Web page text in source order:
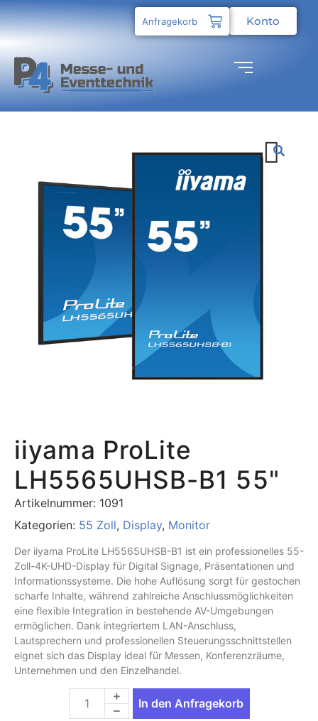
Konto
Anfragekorb
iiyama ProLite
LH5565UHSB-B1 55"
Artikelnummer: 1091
Kategorien: 55 Zoll, Display, Monitor
Der iiyama ProLite LH5565UHSB-B1 ist ein professionelles 55-
Zoll-4K-UHD-Display für Digital Signage, Präsentationen und
Informationssysteme. Die hohe Auflösung sorgt für gestochen
scharfe Inhalte, während zahlreiche Anschlussmöglichkeiten
eine flexible Integration in bestehende AV-Umgebungen
ermöglichen. Dank integriertem LAN-Anschluss,
Lautsprechern und professionellen Steuerungsschnittstellen
eignet sich das Display ideal für Messen, Konferenzräume,
Unternehmen und den Einzelhandel.